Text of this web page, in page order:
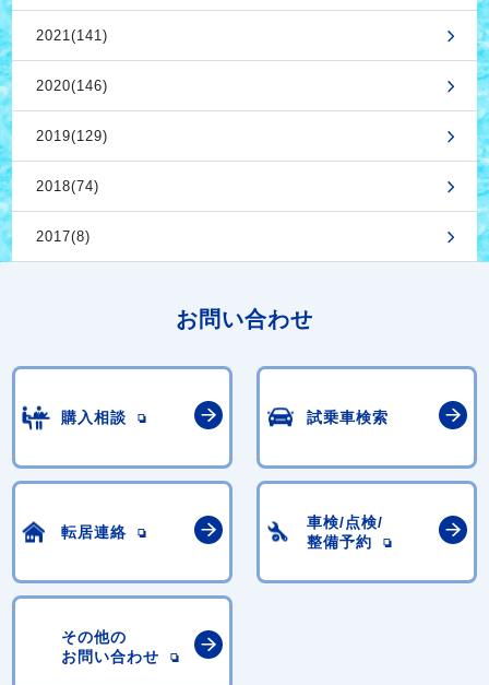
2021(141)
2020(146)
2019(129)
2018(74)
2017(8)
お問い合わせ
購入相談 試乗車検索
転居連絡
車検/点検/
整備予約
その他の
お問い合わせ